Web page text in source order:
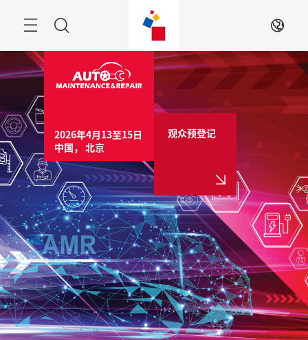
菜
单
ZH
2026年4月13至15日
中国， 北京
观众预登记